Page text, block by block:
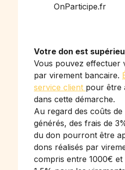
OnParticipe.fr
Votre don est
Vous pouvez effectuer
par virement bancaire.
service client pour être
dans cette démarche.
Au regard des coûts
générés, des frais de
du don pourront être
dons réalisés par
compris entre 1000€ et